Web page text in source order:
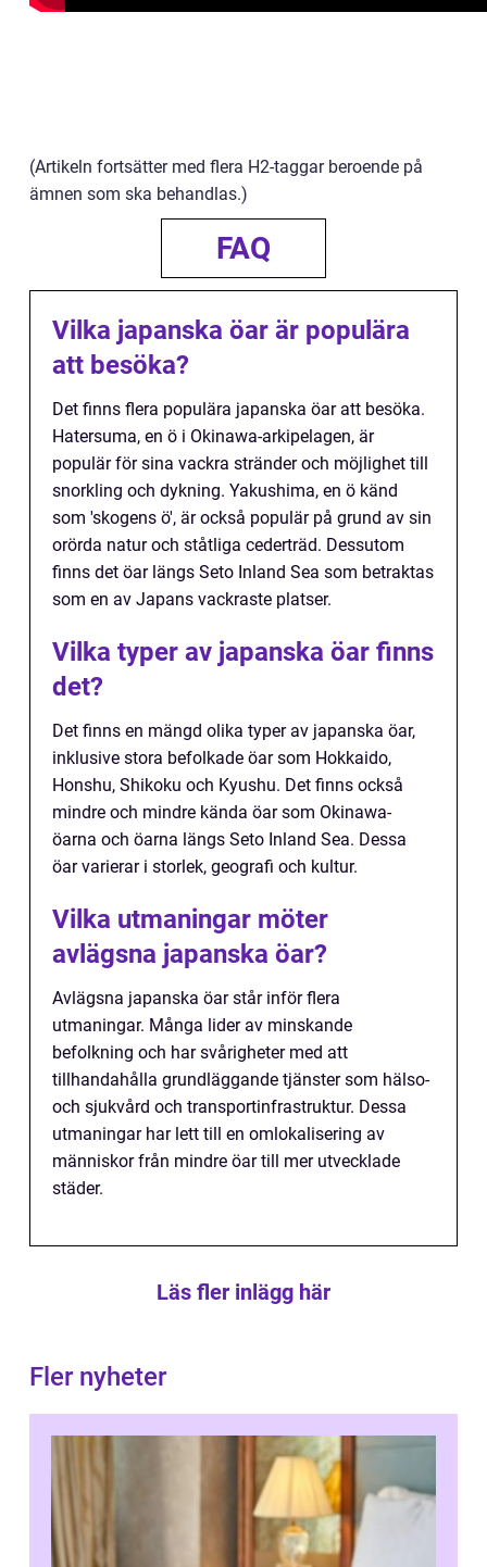
(Artikeln fortsätter med flera H2-taggar beroende på
ämnen som ska behandlas.)
FAQ
Vilka japanska öar är populära
att besöka?
Det finns flera populära japanska öar att besöka.
Hatersuma, en ö i Okinawa-arkipelagen, är
populär för sina vackra stränder och möjlighet till
snorkling och dykning. Yakushima, en ö känd
som 'skogens ö', är också populär på grund av sin
orörda natur och ståtliga cederträd. Dessutom
finns det öar längs Seto Inland Sea som betraktas
som en av Japans vackraste platser.
Vilka typer av japanska öar finns
det?
Det finns en mängd olika typer av japanska öar,
inklusive stora befolkade öar som Hokkaido,
Honshu, Shikoku och Kyushu. Det finns också
mindre och mindre kända öar som Okinawa-
öarna och öarna längs Seto Inland Sea. Dessa
öar varierar i storlek, geografi och kultur.
Vilka utmaningar möter
avlägsna japanska öar?
Avlägsna japanska öar står inför flera
utmaningar. Många lider av minskande
befolkning och har svårigheter med att
tillhandahålla grundläggande tjänster som hälso-
och sjukvård och transportinfrastruktur. Dessa
utmaningar har lett till en omlokalisering av
människor från mindre öar till mer utvecklade
städer.
Läs fler inlägg här
Fler nyheter